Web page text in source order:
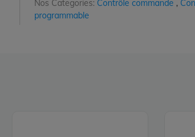
Nos Categories: Contrôle commande ,
programmable